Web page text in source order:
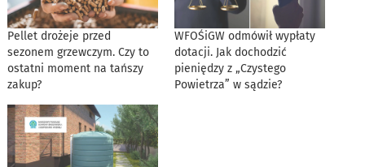
Pellet drożeje przed
sezonem grzewczym. Czy to
ostatni moment na tańszy
zakup?
WFOŚiGW odmówił wypłaty
dotacji. Jak dochodzić
pieniędzy z „Czystego
Powietrza” w sądzie?